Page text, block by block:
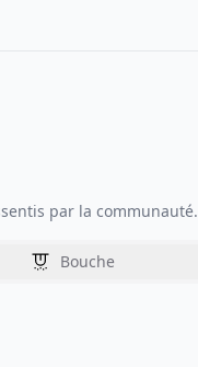
par la communauté.
Bouche